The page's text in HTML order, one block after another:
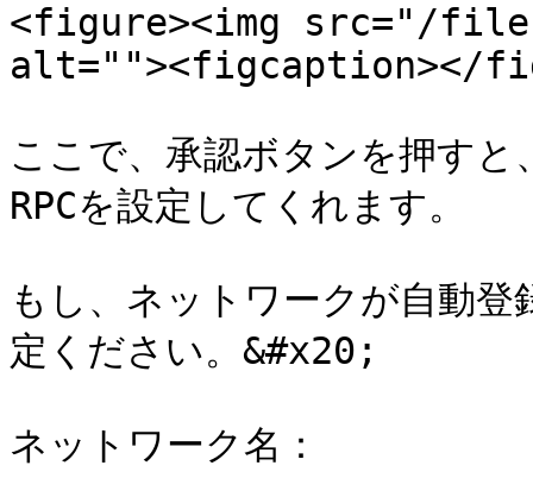
<figure><img src="/
alt=""><figcaption></
ここで、承認ボタンを押す
RPCを設定してくれます。
もし、ネットワークが自動登
定ください。&#x20;
ネットワーク名：　　　　